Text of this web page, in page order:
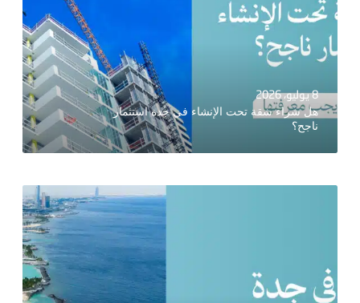
8 يوليو، 2026
هل شراء شقة تحت الإنشاء في جدة استثمار
ناجح؟